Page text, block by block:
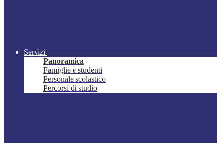
Servizi
Panoramica
Famiglie e studenti
Personale scolastico
Percorsi di studio